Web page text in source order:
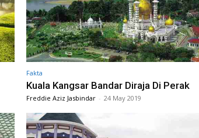
Fakta
Kuala Kangsar Bandar Diraja Di Perak
Freddie Aziz Jasbindar - 24 May 2019